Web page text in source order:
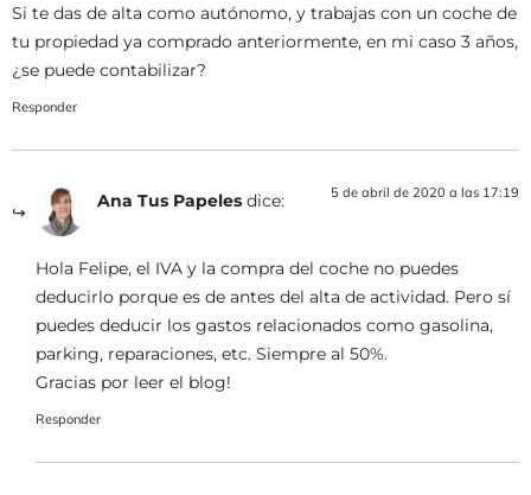
Si te das de alta como autónomo, y trabajas con un coche de
tu propiedad ya comprado anteriormente, en mi caso 3 años,
¿se puede contabilizar?
Responder
Ana Tus Papeles dice: 5 de abril de 2020 a las 17:19
Hola Felipe, el IVA y la compra del coche no puedes
deducirlo porque es de antes del alta de actividad. Pero sí
puedes deducir los gastos relacionados como gasolina,
parking, reparaciones, etc. Siempre al 50%.
Gracias por leer el blog!
Responder